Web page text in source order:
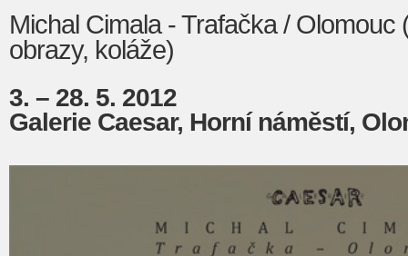
Michal Cimala - Trafačka / Olomouc
obrazy, koláže)
3. – 28. 5. 2012
Galerie Caesar, Horní náměstí,